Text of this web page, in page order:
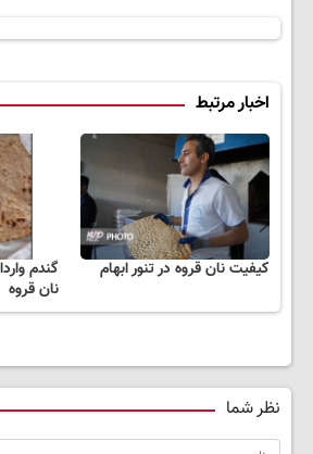
اخبار مرتبط
کیفیت نان قروه در تنور ابهام
گندم
نان قروه
نظر شما